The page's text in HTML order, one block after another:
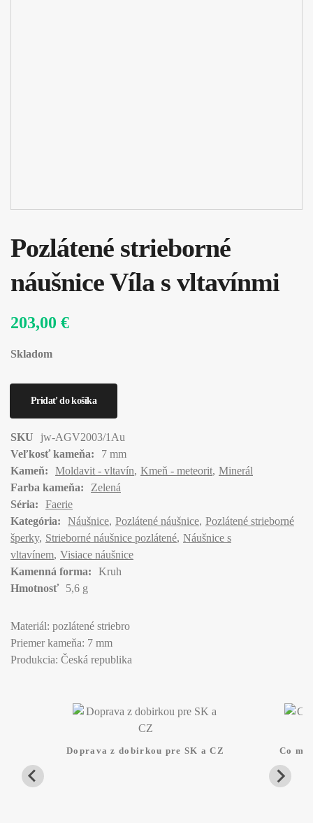
Pozlátené strieborné
náušnice Víla s vltavínmi
203,00 €
Skladom
SKU
jw-AGV2003/1Au
Veľkosť kameňa:
7 mm
Kameň:
Moldavit - vltavín Kmeň - meteorit Minerál
Farba kameňa:
Zelená
Séria:
Faerie
Kategória:
Náušnice Pozlátené náušnice Pozlátené strieborné
šperky Strieborné náušnice pozlátené Náušnice s
vltavínem Visiace náušnice
Kamenná forma:
Kruh
Hmotnosť
5,6 g
Materiál: pozlátené striebro
Priemer kameňa: 7 mm
Produkcia: Česká republika
Doprava z dobirkou pre SK a CZ Co